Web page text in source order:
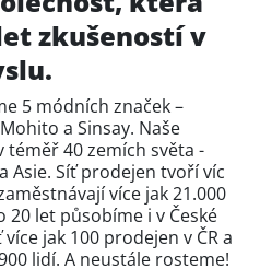
zkušeností v
5 módních značek –
a Sinsay. Naše
40 zemích světa -
Asie. Síť prodejen tvoří víc
více jak 21.000
20 let působíme i v České
jak 100 prodejen v ČR a
lidí. A neustále rosteme!